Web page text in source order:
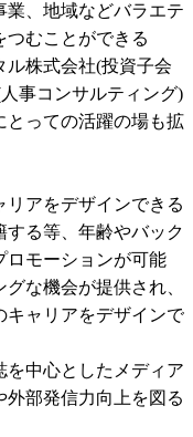
業、地域などバラエテ
つむことができる
ル株式会社(投資子会
事コンサルティング)
とっての活躍の場も拡
アをデザインできる
する等、年齢やバック
ロモーションが可能
な機会が提供され、
キャリアをデザインで
を中心としたメディア
部発信力向上を図る